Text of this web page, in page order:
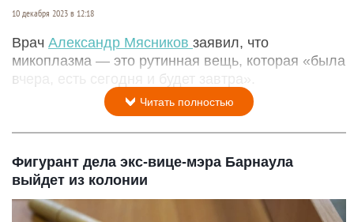
10 декабря 2023 в 12:18
Врач Александр Мясников заявил, что
микоплазма — это рутинная вещь, которая «была
вчера, есть сегодня и будет завтра».
Читать полностью
Фигурант дела экс-вице-мэра Барнаула
выйдет из колонии